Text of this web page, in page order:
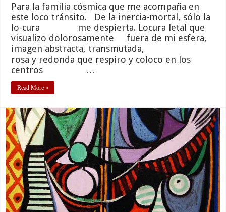
Para la familia cósmica que me acompaña en
este loco tránsito. De la inercia-mortal, sólo la
lo-cura me despierta. Locura letal que
visualizo dolorosamente fuera de mi esfera,
imagen abstracta, transmutada,
rosa y redonda que respiro y coloco en los
centros …
Read More »